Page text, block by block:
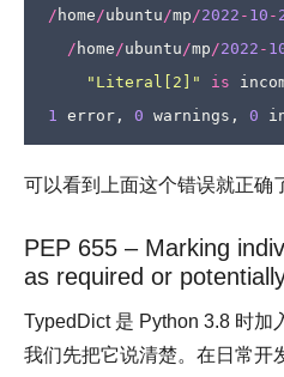
/ home/ubuntu/mp/2022 - 10 -
/ home/ubuntu/mp/2022 -
"Literal[2]"
is
1 error , 0 warnings , 0
可以看到上面这个错误就正确
PEP 655 – Marking
as required or
TypedDict 是 Python 3.8 时加
我们先把它说清楚。在日常开